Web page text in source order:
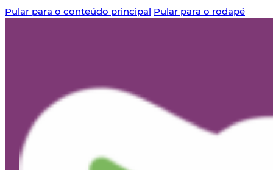
Pular para o conteúdo principal Pular para o rodapé